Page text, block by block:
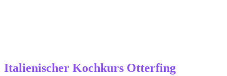
Italienischer Kochkurs Otterfing